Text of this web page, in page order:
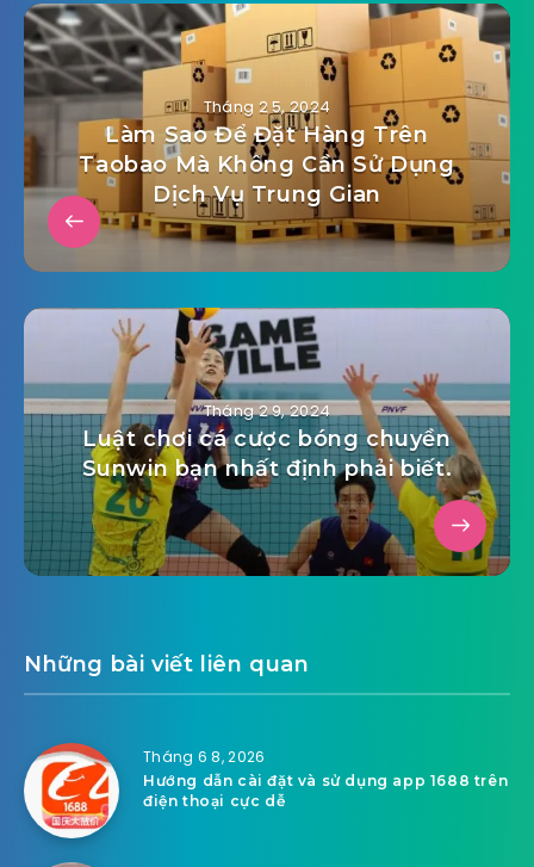
Tháng 2 5, 2024
Làm Sao Để Đặt Hàng Trên
Taobao Mà Không Cần Sử Dụng
Dịch Vụ Trung Gian
Tháng 2 9, 2024
Luật chơi cá cược bóng chuyền
Sunwin bạn nhất định phải biết.
Những bài viết liên quan
Tháng 6 8, 2026
Hướng dẫn cài đặt và sử dụng app 1688 trên
điện thoại cực dễ